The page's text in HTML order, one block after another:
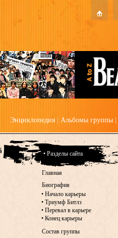
Энциклопедия Альбомы группы
• Разделы сайта
Главная
Биография
• Начало карьеры
• Триумф Битлз
• Перевал в карьере
• Конец карьеры
Состав группы